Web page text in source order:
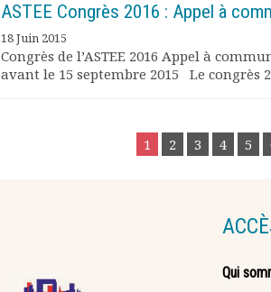
ASTEE Congrès 2016 : Appel à
18 Juin 2015
Congrès de l’ASTEE 2016 Appel à
avant le 15 septembre 2015 Le congrès
1 2 3 4 5
Qui